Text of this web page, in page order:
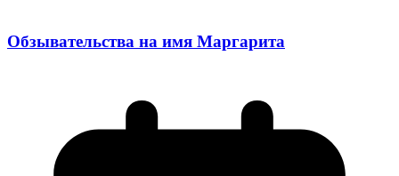
Обзывательства на имя Маргарита